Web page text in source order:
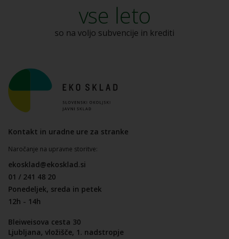
vse leto
so na voljo subvencije in krediti
Kontakt in uradne ure za stranke
Naročanje na upravne storitve:
ekosklad@ekosklad.si
01 / 241 48 20
Ponedeljek, sreda in petek
12h - 14h
Bleiweisova cesta 30
Ljubljana, vložišče, 1. nadstropje